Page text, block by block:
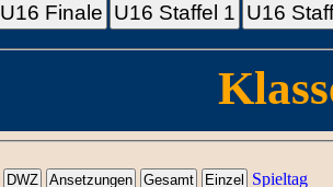
U16 Finale U16 Staffel 1 U16
Spieltag